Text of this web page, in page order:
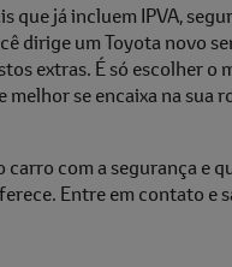
que já incluem IPVA,
dirige um Toyota novo
extras. É só escolher o
melhor se encaixa na sua
carro com a segurança e
Entre em contato e